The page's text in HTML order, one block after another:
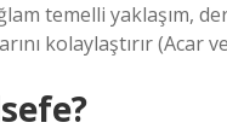
temelli yaklaşım,
kolaylaştırır (Acar